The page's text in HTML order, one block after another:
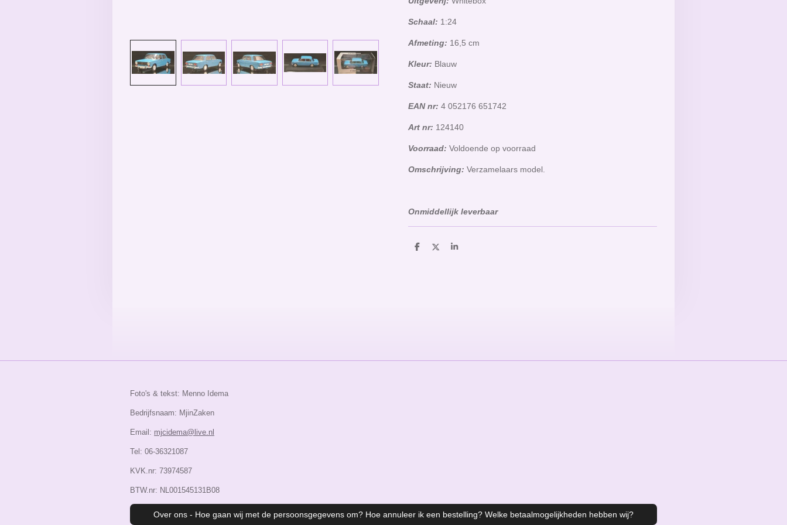
Schaal: 1:24
Afmeting: 16,5 cm
Kleur: Blauw
Staat: Nieuw
EAN nr: 4 052176 651742
Art nr: 124140
Voorraad: Voldoende op voorraad
Omschrijving: Verzamelaars model.
Onmiddellijk leverbaar
D
D
S
Foto's & tekst: Menno Idema
Bedrijfsnaam: MjinZaken
Email: mjcidema@live.nl
Tel: 06-36321087
KVK.nr: 73974587
BTW.nr: NL001545131B08
Over ons - Hoe gaan wij met de persoonsgegevens om? Hoe annuleer ik een bestelling? Welke betaalmogelijkheden hebben wij?